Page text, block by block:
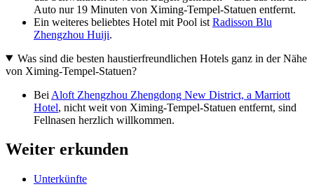
Auto nur 19 Minuten von Ximing-Tempel-Statuen entfernt.
Ein weiteres beliebtes Hotel mit Pool ist Radisson Blu
Zhengzhou Huiji.
Was sind die besten haustierfreundlichen Hotels ganz in der Nähe
von Ximing-Tempel-Statuen?
Bei Aloft Zhengzhou Zhengdong New District, a Marriott
Hotel, nicht weit von Ximing-Tempel-Statuen entfernt, sind
Fellnasen herzlich willkommen.
Weiter erkunden
Unterkünfte